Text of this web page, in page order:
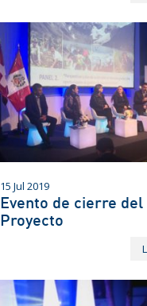
15 Jul 2019
Evento de cierre del
Proyecto